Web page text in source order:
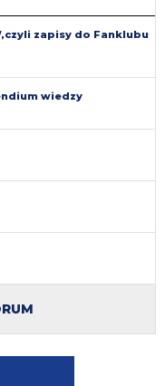
zapisy do Fanklubu
wiedzy